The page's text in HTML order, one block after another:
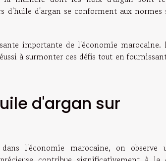
d'huile d'argan se conforment aux normes
importante de l'économie marocaine.
à surmonter ces défis tout en
d'argan sur
l'économie marocaine, on observe